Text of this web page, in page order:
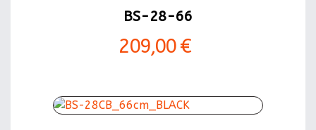
BS-28-66
209,00 €